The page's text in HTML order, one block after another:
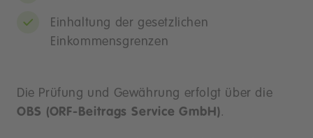
Einhaltung der gesetzlichen
Einkommensgrenzen
Die Prüfung und Gewährung erfolgt über die
OBS (ORF-Beitrags Service GmbH).